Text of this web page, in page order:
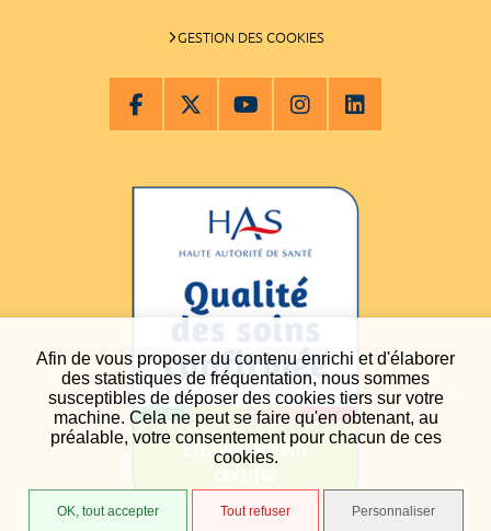
Afin de vous proposer du contenu enrichi et d'élaborer
des statistiques de fréquentation, nous sommes
susceptibles de déposer des cookies tiers sur votre
machine. Cela ne peut se faire qu'en obtenant, au
préalable, votre consentement pour chacun de ces
cookies.
OK, tout accepter Tout refuser Personnaliser
GESTION DES COOKIES